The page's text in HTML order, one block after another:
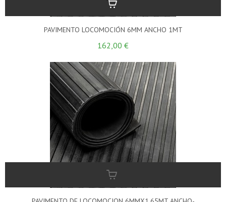
PAVIMENTO LOCOMOCIÓN 6MM ANCHO 1MT
162,00 €